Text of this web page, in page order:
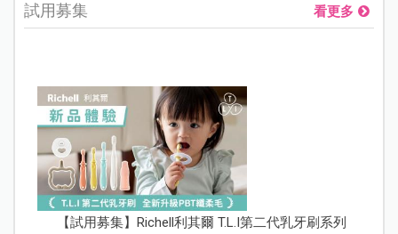
試用募集 看更多
【試用募集】Richell利其爾 T.L.I第二代乳牙刷系列